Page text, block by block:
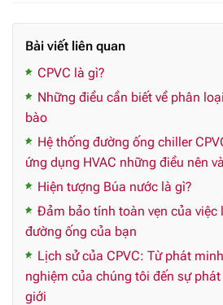
Bài viết liên quan
CPVC là gì?
Những điều cần biết về phân
bào
Hệ thống đường ống chiller
ứng dụng HVAC những điều nên
Hiện tượng Búa nước là gì?
Đảm bảo tính toàn vẹn của việc
đường ống của bạn
Lịch sử của CPVC: Từ phát
nghiệm của chúng tôi đến sự
giới